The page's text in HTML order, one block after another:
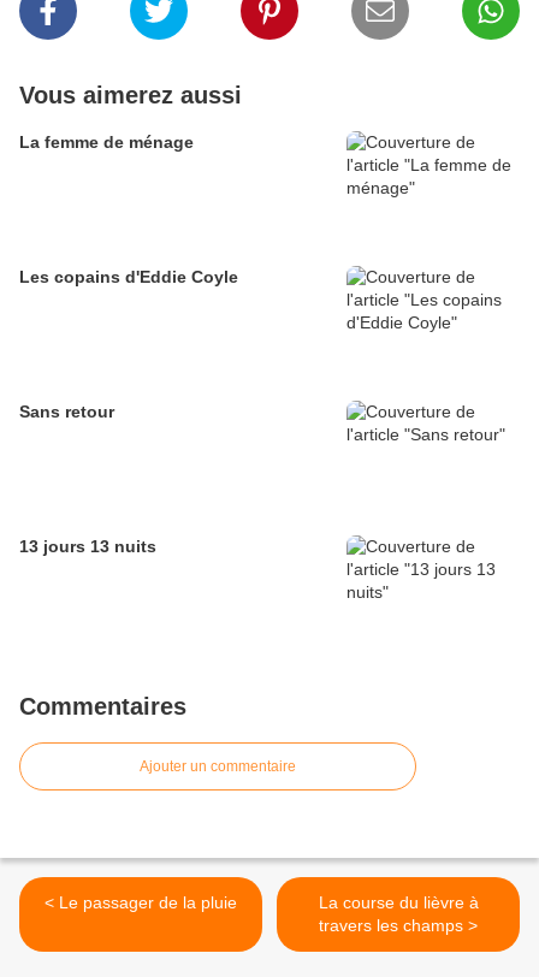
Vous aimerez aussi
La femme de ménage
Les copains d'Eddie Coyle
Sans retour
13 jours 13 nuits
Commentaires
Ajouter un commentaire
< Le passager de la pluie
La course du lièvre à
travers les champs >